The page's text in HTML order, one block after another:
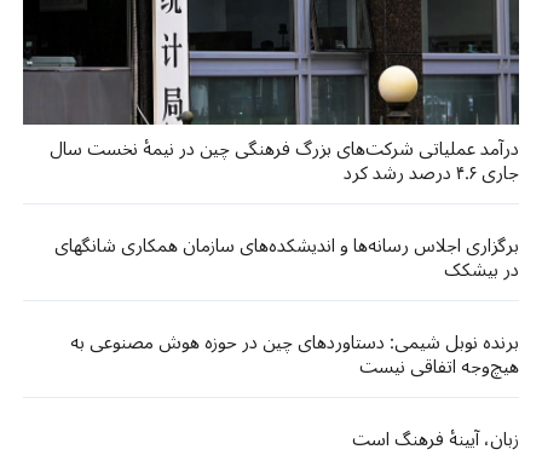
درآمد عملیاتی شرکت‌های بزرگ فرهنگی چین در نیمهٔ نخست سال
جاری ۴.۶ درصد رشد کرد
برگزاری اجلاس رسانه‌ها و اندیشکده‌های سازمان همکاری شانگهای
در بیشکک
برنده نوبل شیمی: دستاوردهای چین در حوزه هوش مصنوعی به
هیچ‌وجه اتفاقی نیست
زبان، آیینهٔ فرهنگ است